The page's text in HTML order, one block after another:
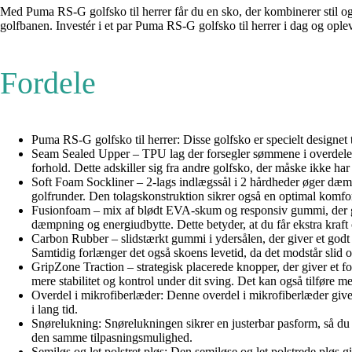
Med Puma RS-G golfsko til herrer får du en sko, der kombinerer stil
golfbanen. Investér i et par Puma RS-G golfsko til herrer i dag og
Fordele
Puma RS-G golfsko til herrer: Disse golfsko er specielt
Seam Sealed Upper – TPU lag der forsegler sømmene i
forhold. Dette adskiller sig fra andre golfsko, der måske ikke
Soft Foam Sockliner – 2-lags indlægssål i 2 hårdheder øger
golfrunder. Den tolagskonstruktion sikrer også en optimal
Fusionfoam – mix af blødt EVA-skum og responsiv gummi,
dæmpning og energiudbytte. Dette betyder, at du får ekstra
Carbon Rubber – slidstærkt gummi i ydersålen, der giver et
Samtidig forlænger det også skoens levetid, da det modstår slid
GripZone Traction – strategisk placerede knopper, der giver et
mere stabilitet og kontrol under dit sving. Det kan også tilføre
Overdel i mikrofiberlæder: Denne overdel i mikrofiberlæder
i lang tid.
Snørelukning: Snørelukningen sikrer en justerbar pasform, så
den samme tilpasningsmulighed.